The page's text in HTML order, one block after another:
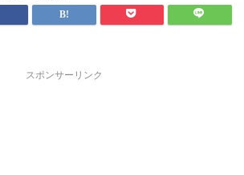
スポンサーリンク